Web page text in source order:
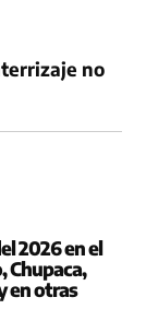
no
2026 en el
Chupaca,
en otras